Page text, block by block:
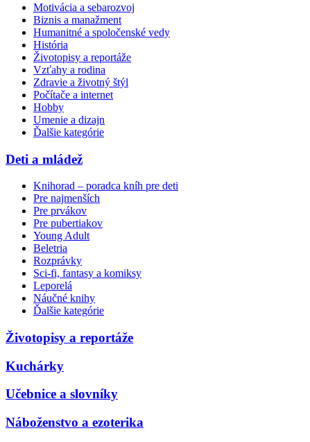
Motivácia a sebarozvoj
Biznis a manažment
Humanitné a spoločenské vedy
História
Životopisy a reportáže
Vzťahy a rodina
Zdravie a životný štýl
Počítače a internet
Hobby
Umenie a dizajn
Ďalšie kategórie
Deti a mládež
Knihorad – poradca kníh pre deti
Pre najmenších
Pre prvákov
Pre pubertiakov
Young Adult
Beletria
Rozprávky
Sci-fi, fantasy a komiksy
Leporelá
Náučné knihy
Ďalšie kategórie
Životopisy a reportáže
Kuchárky
Učebnice a slovníky
Náboženstvo a ezoterika